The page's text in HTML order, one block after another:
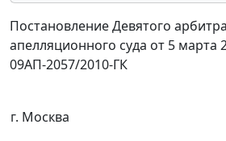
Постановление Девятого
апелляционного суда от 5 марта
09АП-2057/2010-ГК
г. Москва